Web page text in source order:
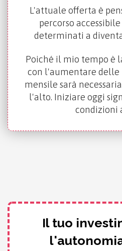
L'attuale offerta è
percorso
determinati a
Poiché il mio tempo è
con l'aumentare delle
mensile sarà
l'alto. Iniziare oggi
condizioni
Il tuo